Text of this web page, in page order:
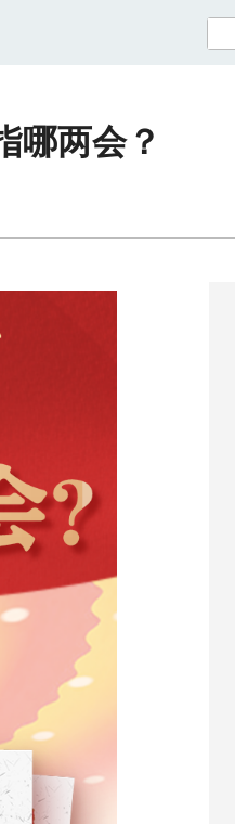
哪两会？